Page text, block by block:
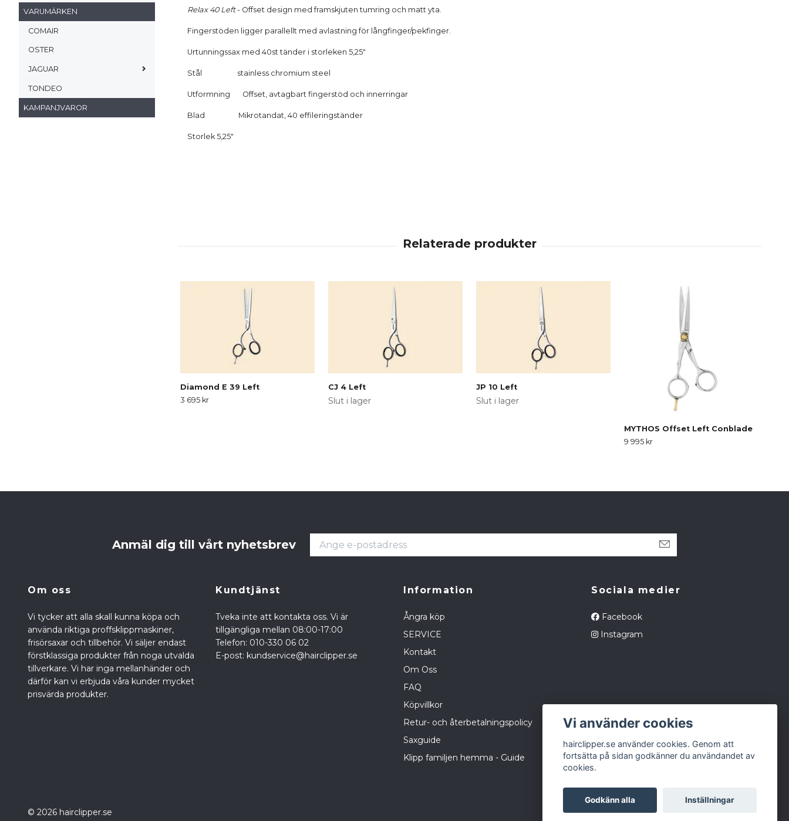
VARUMÄRKEN
COMAIR
OSTER
JAGUAR
TONDEO
KAMPANJVAROR
Relax 40 Left- Offset design med framskjuten tumring och matt yta.
Fingerstöden ligger parallellt med avlastning för långfinger/pekfinger.
Urtunningssax med 40st tänder i storleken 5,25"
Stål stainless chromium steel
Utformning Offset, avtagbart fingerstöd och innerringar
Blad Mikrotandat, 40 effileringständer
Storlek 5,25"
Diamond E 39 Left
3 695 kr
CJ 4 Left
Slut i lager
JP 10 Left
Slut i lager
MYTHOS Offset Left Conblade
9 995 kr
Anmäl dig till vårt nyhetsbrev
Om oss
Vi tycker att alla skall kunna köpa och
använda riktiga proffsklippmaskiner,
frisörsaxar och tillbehör. Vi säljer endast
förstklassiga produkter från noga utvalda
tillverkare. Vi har inga mellanhänder och
därför kan vi erbjuda våra kunder mycket
prisvärda produkter.
Kundtjänst
Tveka inte att kontakta oss. Vi är
tillgängliga mellan 08:00-17:00
Telefon: 010-330 06 02
E-post: kundservice@hairclipper.se
Information
Ångra köp
SERVICE
Kontakt
Om Oss
FAQ
Köpvillkor
Retur- och återbetalningspolicy
Saxguide
Klipp familjen hemma - Guide
Sociala medier
Facebook
Instagram
© 2026 hairclipper.se
Vi använder cookies
hairclipper.se använder cookies. Genom att
fortsätta på sidan godkänner du användandet av
cookies.
Godkänn alla Inställningar